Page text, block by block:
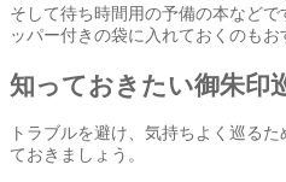
そして待ち時間用の予備の本など
ッパー付きの袋に入れておくのもお
知っておきたい御朱印
トラブルを避け、気持ちよく巡る
ておきましょう。